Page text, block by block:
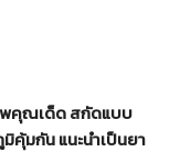
พคุณเด็ด สกัดแบบ
คุ้มกัน แนะนำเป็นยา